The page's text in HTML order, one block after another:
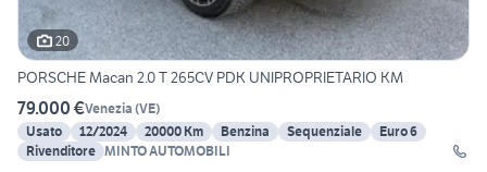
20
PORSCHE Macan 2.0 T 265CV PDK UNIPROPRIETARIO KM
79.000 €Venezia (VE)
Usato
12/2024 20000 Km Benzina Sequenziale
Euro 6
Rivenditore MINTO AUTOMOBILI